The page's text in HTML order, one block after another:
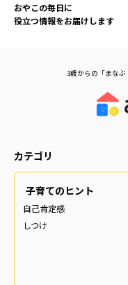
おやこの毎日に
役立つ情報をお届けします
3歳からの「まな
カテゴリ
子育てのヒント
自己肯定感
しつけ